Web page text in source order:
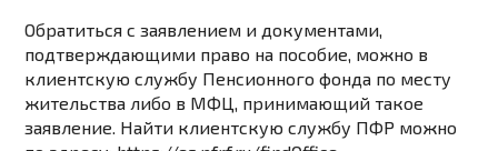
Обратиться с заявлением и документами,
подтверждающими право на пособие, можно в
клиентскую службу Пенсионного фонда по месту
жительства либо в МФЦ, принимающий такое
заявление. Найти клиентскую службу ПФР можно